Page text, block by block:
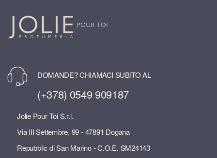
DOMANDE? CHIAMACI SUBITO AL
(+378) 0549 909187
Jolie Pour Toi S.r.l.
Via III Settembre, 99 - 47891 Dogana
Repubblic di San Marino - C.O.E. SM24143